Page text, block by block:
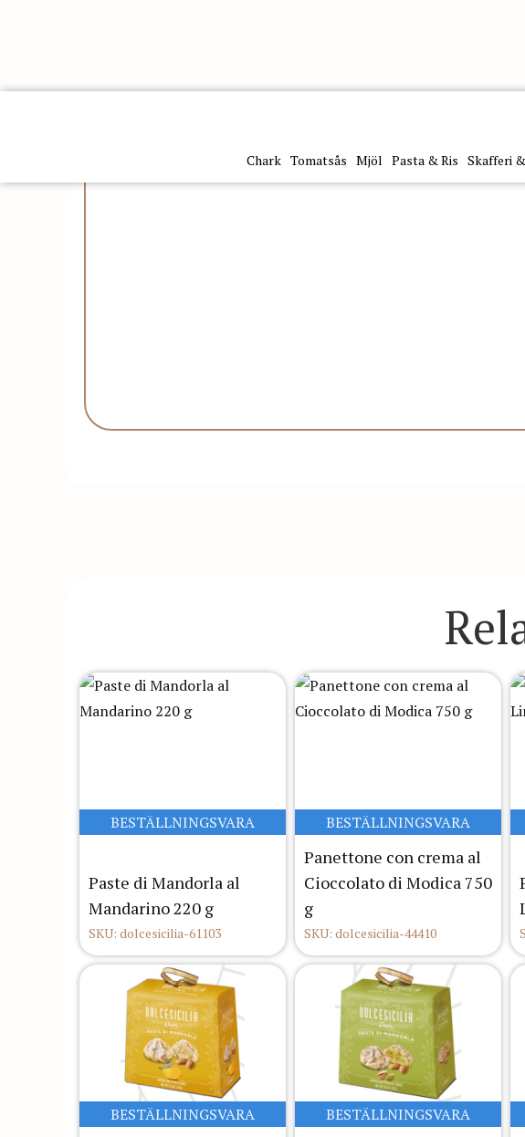
Chark Tomatsås Mjöl Pasta & Ris Skafferi
BESTÄLLNINGSVARA
Paste di Mandorla al
Mandarino 220 g
SKU: dolcesicilia-61103
BESTÄLLNINGSVARA
Panettone con crema al
Cioccolato di Modica 750
g
SKU: dolcesicilia-44410
BESTÄLLNINGSVARA BESTÄLLNINGSVARA